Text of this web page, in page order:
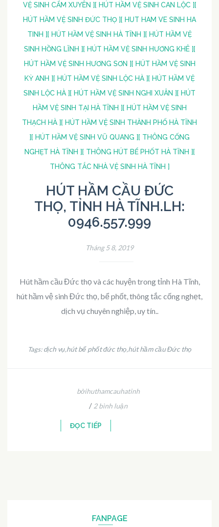
VỆ SINH CẨM XUYÊN ] [ HÚT HẦM VỆ SINH CAN LỘC ] [
HÚT HẦM VỆ SINH ĐỨC THỌ ] [ HUT HAM VE SINH HA
TINH ] [ HÚT HẦM VỆ SINH HÀ TĨNH ] [ HÚT HẦM VỆ
SINH HỒNG LĨNH ] [ HÚT HẦM VỆ SINH HƯƠNG KHÊ ] [
HÚT HẦM VỆ SINH HƯƠNG SƠN ] [ HÚT HẦM VỆ SINH
KỲ ANH ] [ HÚT HẦM VỆ SINH LỘC HÀ ] [ HÚT HẦM VỆ
SINH LỘC HÀ ] [ HÚT HẦM VỆ SINH NGHI XUÂN ] [ HÚT
HẦM VỆ SINH TẠI HÀ TĨNH ] [ HÚT HẦM VỆ SINH
THẠCH HÀ ] [ HÚT HẦM VỆ SINH THÀNH PHỐ HÀ TĨNH
] [ HÚT HẦM VỆ SINH VŨ QUANG ] [ THÔNG CỐNG
NGHẸT HÀ TĨNH ] [ THÔNG HÚT BỂ PHỐT HÀ TĨNH ] [
THÔNG TẮC NHÀ VỆ SINH HÀ TĨNH ]
HÚT HẦM CẦU ĐỨC
THỌ, TỈNH HÀ TĨNH.LH:
0946.557.999
Tháng 5 8, 2019
Hút hầm cầu Đức thọ và các huyện trong tỉnh Hà Tĩnh,
hút hầm vệ sinh Đức thọ, bể phốt, thông tắc cống nghẹt,
dịch vụ chuyên nghiệp, uy tín..
Tags:dịch vụ,hút bể phốt đức thọ,hút hầm cầu Đức thọ
bởihuthamcauhatinh
/ 2 bình luận
ĐỌC TIẾP
FANPAGE